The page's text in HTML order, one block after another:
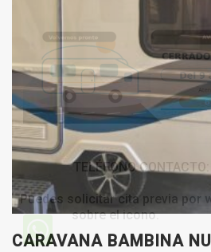
CARAVANA BAMBINA
TELÉFONO CONTACTO:
Puedes solicitar cita previa por
sobre el icono.